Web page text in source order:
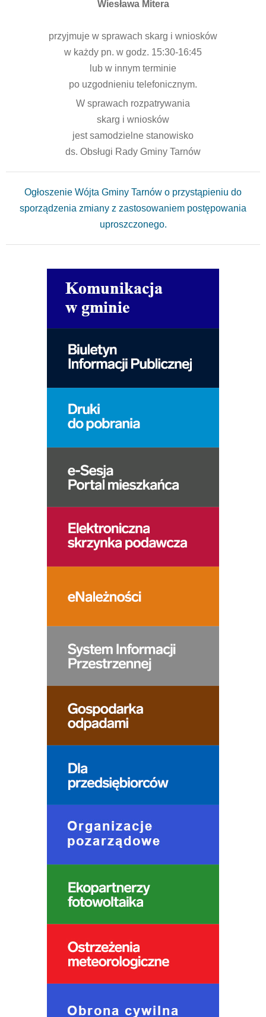
Wiesława Mitera
przyjmuje w sprawach skarg i wniosków
w każdy pn. w godz. 15:30-16:45
lub w innym terminie
po uzgodnieniu telefonicznym.
W sprawach rozpatrywania
skarg i wniosków
jest samodzielne stanowisko
ds. Obsługi Rady Gminy Tarnów
Ogłoszenie Wójta Gminy Tarnów o przystąpieniu do
sporządzenia zmiany z zastosowaniem postępowania
uproszczonego.